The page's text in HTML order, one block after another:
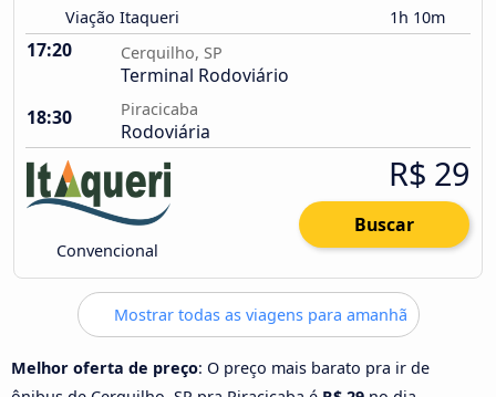
Viação Itaqueri 1h 10m
17:20 Cerquilho, SP
Terminal Rodoviário
18:30
Piracicaba
Rodoviária
Convencional
R$ 29
Buscar
Mostrar todas as viagens para amanhã
Melhor oferta de preço: O preço mais barato pra ir de